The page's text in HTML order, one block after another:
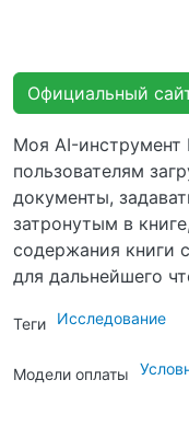
Официальный
Моя AI-инструмент
пользователям
документы,
затронутым в
содержания книги
для дальнейшего
Теги Исследование
Модели оплаты